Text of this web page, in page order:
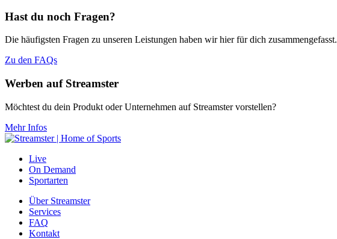
Hast du noch Fragen?
Die häufigsten Fragen zu unseren Leistungen haben wir hier für dich zusammengefasst.
Zu den FAQs
Werben auf Streamster
Möchtest du dein Produkt oder Unternehmen auf Streamster vorstellen?
Mehr Infos
Live
On Demand
Sportarten
Über Streamster
Services
FAQ
Kontakt